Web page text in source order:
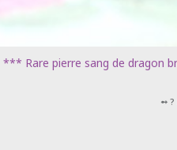
*** Rare pierre sang de dragon
➻ ?